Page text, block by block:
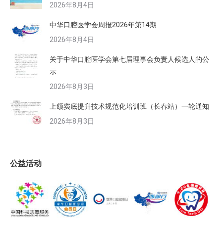
2026年8月4日
中华口腔医学会周报2026年第14期
2026年8月4日
关于中华口腔医学会第七届理事会负责人候选人的公
示
2026年8月3日
上颌窦底提升技术规范化培训班（长春站）一轮通知
2026年8月3日
公益活动